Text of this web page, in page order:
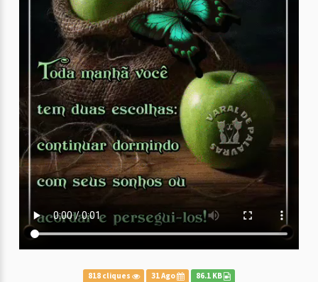
818 cliques 31 Ago 86.1 KB